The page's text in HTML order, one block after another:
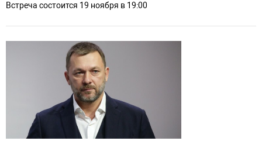
Встреча состоится 19 ноября в 19:00